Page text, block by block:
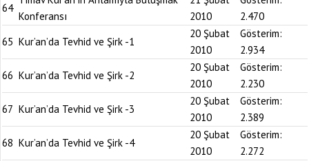
64
Konferansı
2010
2.470
65 Kur’an’da Tevhid ve Şirk -1
20 Şubat
2010
Gösterim:
2.934
66 Kur’an’da Tevhid ve Şirk -2
20 Şubat
2010
Gösterim:
2.230
67 Kur’an’da Tevhid ve Şirk -3
20 Şubat
2010
Gösterim:
2.389
68 Kur’an’da Tevhid ve Şirk -4
20 Şubat
2010
Gösterim:
2.272